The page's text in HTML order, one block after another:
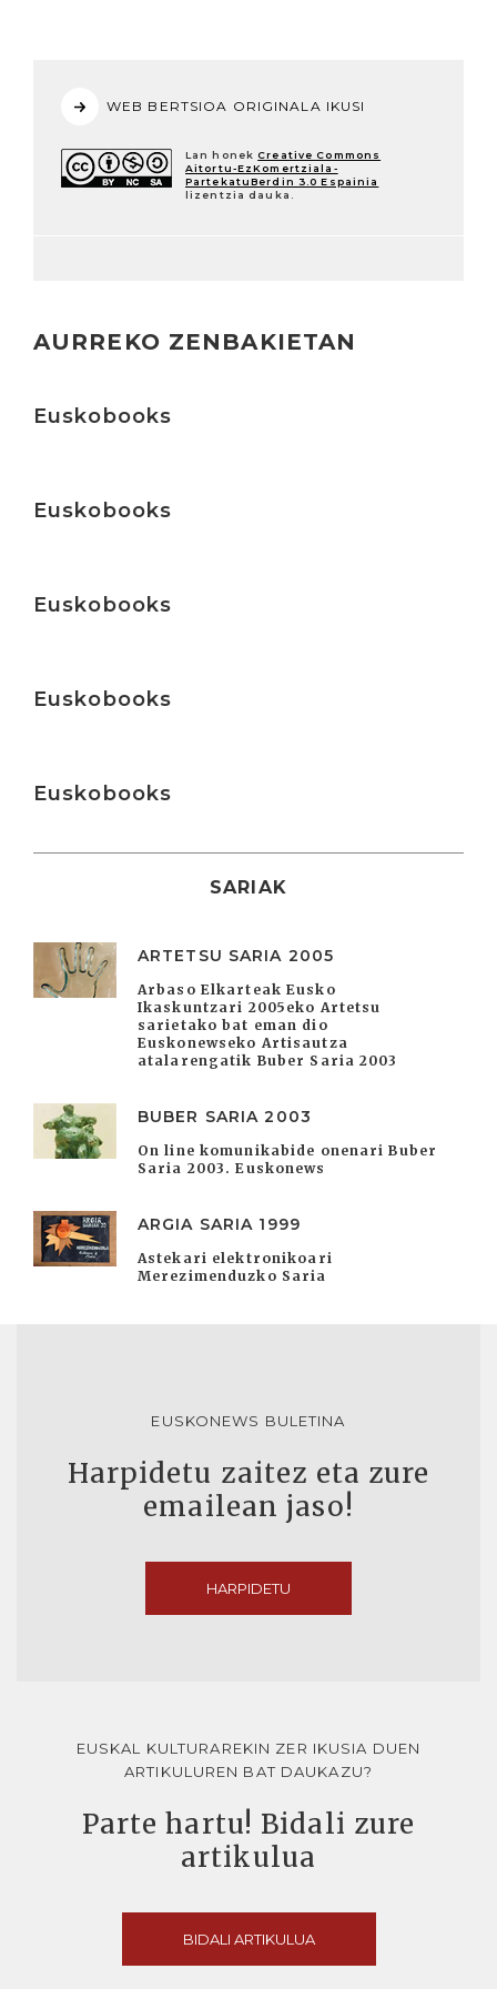
WEB BERTSIOA ORIGINALA IKUSI
Lan honek Creative Commons
Aitortu-EzKomertziala-
PartekatuBerdin 3.0 Espainia
lizentzia dauka.
AURREKO ZENBAKIETAN
Euskobooks
Euskobooks
Euskobooks
Euskobooks
Euskobooks
SARIAK
ARTETSU SARIA 2005
Arbaso Elkarteak Eusko
Ikaskuntzari 2005eko Artetsu
sarietako bat eman dio
Euskonewseko Artisautza
atalarengatik Buber Saria 2003
BUBER SARIA 2003
On line komunikabide onenari Buber
Saria 2003. Euskonews
ARGIA SARIA 1999
Astekari elektronikoari
Merezimenduzko Saria
EUSKONEWS BULETINA
Harpidetu zaitez eta zure
emailean jaso!
HARPIDETU
EUSKAL KULTURAREKIN ZER IKUSIA DUEN
ARTIKULUREN BAT DAUKAZU?
Parte hartu! Bidali zure
artikulua
BIDALI ARTIKULUA